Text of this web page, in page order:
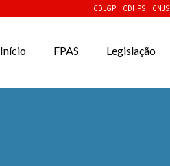
CDLGP CDHPS CNJS
Início FPAS Legislação